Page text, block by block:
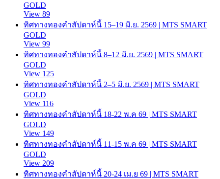
GOLD
View 89
ทิศทางทองคำสัปดาห์นี้ 15–19 มิ.ย. 2569 | MTS SMART
GOLD
View 99
ทิศทางทองคำสัปดาห์นี้ 8–12 มิ.ย. 2569 | MTS SMART
GOLD
View 125
ทิศทางทองคำสัปดาห์นี้ 2–5 มิ.ย. 2569 | MTS SMART
GOLD
View 116
ทิศทางทองคำสัปดาห์นี้ 18-22 พ.ค 69 | MTS SMART
GOLD
View 149
ทิศทางทองคำสัปดาห์นี้ 11-15 พ.ค 69 | MTS SMART
GOLD
View 209
ทิศทางทองคำสัปดาห์นี้ 20-24 เม.ย 69 | MTS SMART